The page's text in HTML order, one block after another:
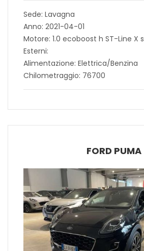
Sede: Lavagna
Anno: 2021-04-01
Motore: 1.0 ecoboost h ST-Line X s
Esterni:
Alimentazione: Elettrica/Benzina
Chilometraggio: 76700
FORD PUMA